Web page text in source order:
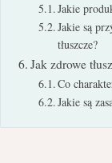
Jakie
Jakie są
tłuszcze?
Jak zdrowe
Co
Jakie są